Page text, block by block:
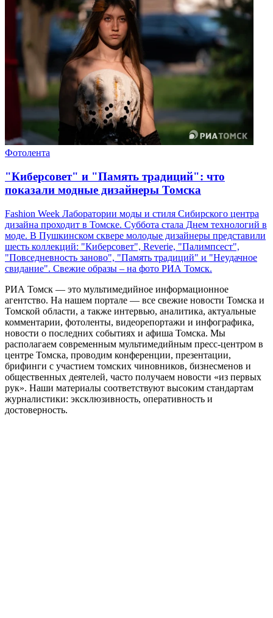
Фотолента
"Киберсовет" и "Память традиций": что
показали модные дизайнеры Томска
Fashion Week Лаборатории моды и стиля Сибирского центра
дизайна проходит в Томске. Суббота стала Днем технологий в
моде. В Пушкинском сквере молодые дизайнеры представили
шесть коллекций: "Киберсовет", Reverie, "Палимпсест",
"Повседневность заново", "Память традиций" и "Неудачное
свидание". Свежие образы – на фото РИА Томск.
РИА Томск — это мультимедийное информационное
агентство. На нашем портале — все свежие новости Томска и
Томской области, а также интервью, аналитика, актуальные
комментарии, фотоленты, видеорепортажи и инфографика,
новости о последних событиях и афиша Томска. Мы
располагаем современным мультимедийным пресс-центром в
центре Томска, проводим конференции, презентации,
брифинги с участием томских чиновников, бизнесменов и
общественных деятелей, часто получаем новости «из первых
рук». Наши материалы соответствуют высоким стандартам
журналистики: эксклюзивность, оперативность и
достоверность.